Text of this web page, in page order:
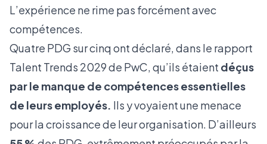
L’expérience ne rime pas forcément avec
compétences.
Quatre PDG sur cinq ont déclaré, dans le rapport
Talent Trends 2029 de PwC, qu’ils étaient déçus
par le manque de compétences essentielles
de leurs employés. Ils y voyaient une menace
pour la croissance de leur organisation. D’ailleurs